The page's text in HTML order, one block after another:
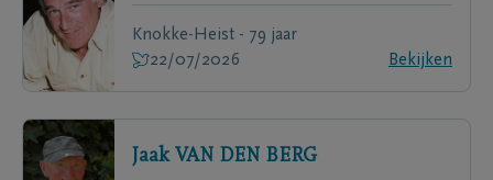
Knokke-Heist - 79 jaar
22/07/2026
Bekijken
Jaak VAN DEN BERG